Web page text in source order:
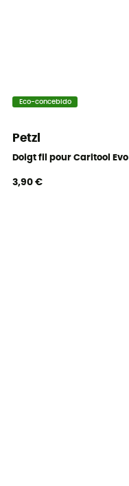
Eco-concebido
Petzl
Doigt fil pour Caritool Evo
3,90 €